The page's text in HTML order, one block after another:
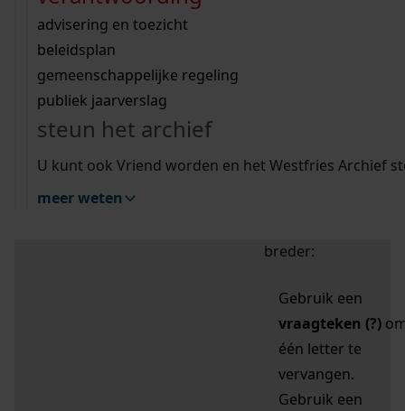
bouwvergunningen
omgevingsvergunningen
vergunningen
beeld en geluid
uitleg nodig?
Wij helpen u op weg met een aantal zoektips.
bekijk alle zoektips
Wij helpen u op weg met een aantal zoektips.
bekijk alle zoektips
bekijk ons geschiedenislokaal
advisering en toezicht
beleidsplan
gemeenschappelijke regeling
publiek jaarverslag
steun het archief
U kunt ook Vriend worden en het Westfries Archief
meer weten
zoektips
Mijn Studiezaal (inloggen)
uw zoekopdracht te
breder:
Gebruik een
vraagteken (?)
één letter te
vervangen.
Gebruik een